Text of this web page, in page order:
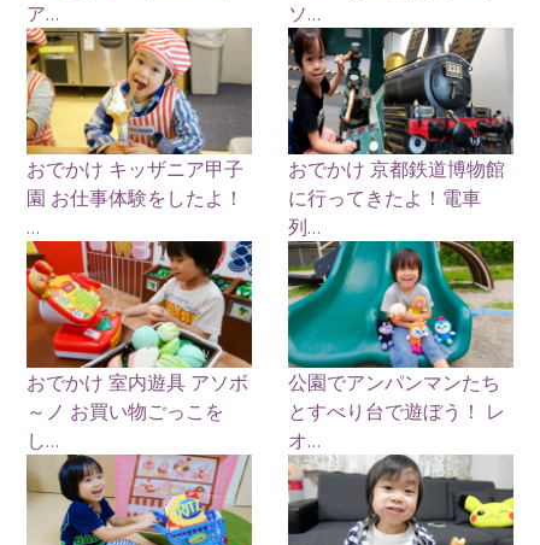
ア...
ソ...
おでかけ キッザニア甲子
園 お仕事体験をしたよ！
...
おでかけ 京都鉄道博物館
に行ってきたよ！電車
列...
おでかけ 室内遊具 アソボ
～ノ お買い物ごっこを
し...
公園でアンパンマンたち
とすべり台で遊ぼう！ レ
オ...